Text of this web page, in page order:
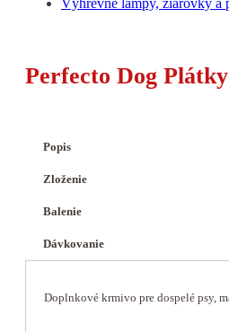
Výhrevné lampy, žiarovky a
Perfecto Dog
Popis
Zloženie
Balenie
Dávkovanie
Doplnkové krmivo pre dospelé psy,